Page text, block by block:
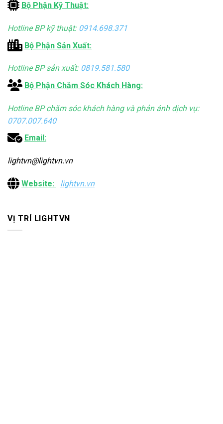
Bộ Phận Kỹ Thuật:
Hotline BP kỹ thuật: 0914.698.371
Bộ Phận Sản Xuất:
Hotline BP sản xuất: 0819.581.580
Bộ Phận Chăm Sóc Khách Hàng:
Hotline BP chăm sóc khách hàng và phản ánh dịch vụ:
0707.007.640
Email:
lightvn@lightvn.vn
Website: lightvn.vn
VỊ TRÍ LIGHTVN